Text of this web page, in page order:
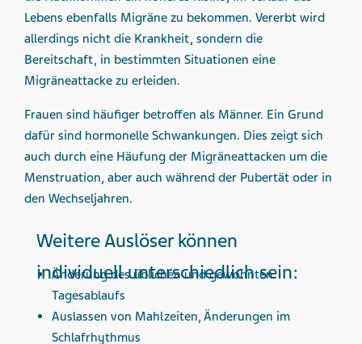
Lebens ebenfalls Migräne zu bekommen. Vererbt wird
allerdings nicht die Krankheit, sondern die
Bereitschaft, in bestimmten Situationen eine
Migräneattacke zu erleiden.
Frauen sind häufiger betroffen als Männer. Ein Grund
dafür sind hormonelle Schwankungen. Dies zeigt sich
auch durch eine Häufung der Migräneattacken um die
Menstruation, aber auch während der Pubertät oder in
den Wechseljahren.
Weitere Auslöser können
individuell unterschiedlich sein:
Änderung des üblichen und gewohnten
Tagesablaufs
Auslassen von Mahlzeiten, Änderungen im
Schlafrhythmus